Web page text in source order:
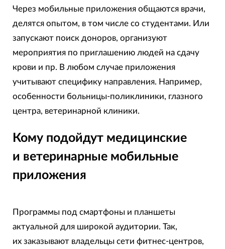
Через мобильные приложения общаются врачи,
делятся опытом, в том числе со студентами. Или
запускают поиск доноров, организуют
мероприятия по приглашению людей на сдачу
крови и пр. В любом случае приложения
учитывают специфику направления. Например,
особенности больницы-поликлиники, глазного
центра, ветеринарной клиники.
Кому подойдут медицинские
и ветеринарные мобильные
приложения
Программы под смартфоны и планшеты
актуальной для широкой аудитории. Так,
их заказывают владельцы сети фитнес-центров,